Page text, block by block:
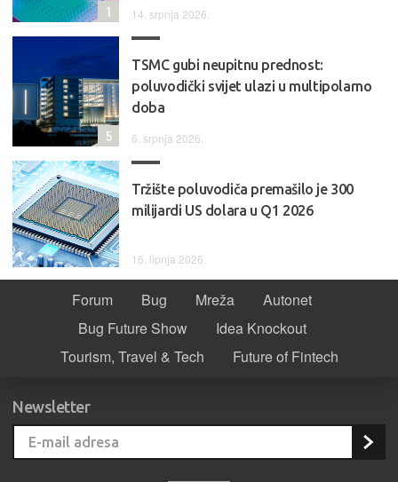
14. srpnja 2026.
1
TSMC gubi neupitnu prednost:
poluvodički svijet ulazi u multipolarno
doba
6. srpnja 2026.
5
Tržište poluvodiča premašilo je 300
milijardi US dolara u Q1 2026
16. lipnja 2026.
Forum Bug Mreža
Autonet
Bug Future Show
Idea Knockout
Tourism, Travel & Tech
Future of Fintech
Newsletter